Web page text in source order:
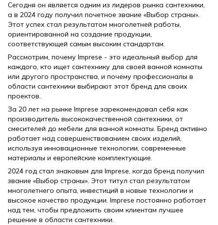
Сегодня он является одним из лидеров рынка сантехники,
а в 2024 году получил почетное звание «Выбор страны».
Этот успех стал результатом многолетней работы,
ориентированной на создание продукции,
соответствующей самым высоким стандартам.
Рассмотрим, почему Imprese - это идеальный выбор для
каждого, кто ищет сантехнику для своей ванной комнаты
или другого пространства, и почему профессионалы в
области сантехники выбирают этот бренд для своих
проектов.
За 20 лет на рынке Imprese зарекомендовал себя как
производитель высококачественной сантехники, от
смесителей до мебели для ванной комнаты. Бренд активно
работает над совершенствованием своих изделий,
используя инновационные технологии, современные
материалы и европейские комплектующие.
2024 год стал знаковым для Imprese, когда бренд получил
звание «Выбор страны». Этот титул стал результатом
многолетнего опыта, инвестиций в новые технологии и
высокое качество продукции. Imprese постоянно работает
над тем, чтобы предложить своим клиентам лучшее
решение в области сантехники.